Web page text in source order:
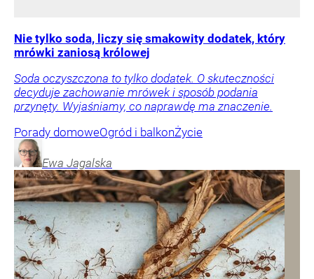
Nie tylko soda, liczy się smakowity dodatek, który
mrówki zaniosą królowej
Soda oczyszczona to tylko dodatek. O skuteczności
decyduje zachowanie mrówek i sposób podania
przynęty. Wyjaśniamy, co naprawdę ma znaczenie.
Porady domoweOgród i balkonŻycie
Ewa Jagalska